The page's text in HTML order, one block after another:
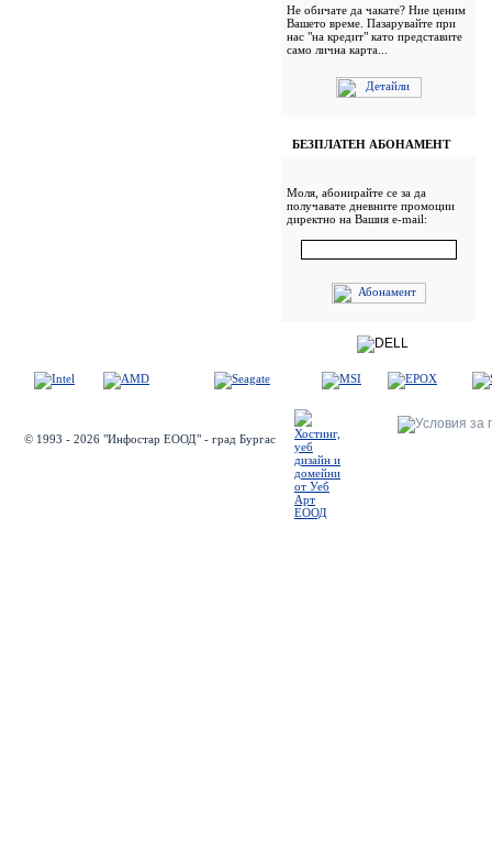
Не обичате да чакате? Ние ценим
Вашето време. Пазарувайте при
нас "на кредит" като представите
само лична карта...
БЕЗПЛАТЕН АБОНАМЕНТ
Моля, абонирайте се за да
получавате дневните промоции
директно на Вашия e-mail:
© 1993 - 2026 "Инфостар ЕООД" - град Бургас